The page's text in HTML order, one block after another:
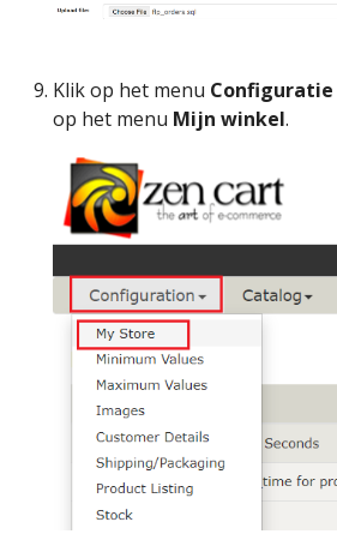
Klik op het menu Configuratie
op het menu Mijn winkel.